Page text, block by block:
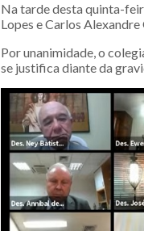
Na tarde desta quinta-
Lopes e Carlos
Por unanimidade, o
se justifica diante da